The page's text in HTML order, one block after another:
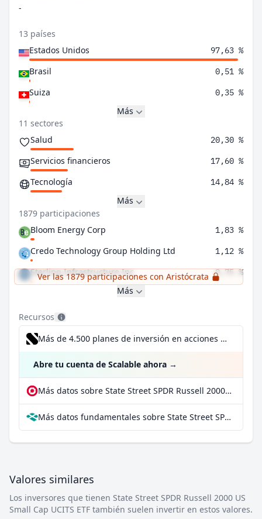
-
13 países
Estados Unidos
97,63 %
Brasil 0,51 %
Suiza 0,35 %
Más
11 sectores
Salud
20,30 %
Servicios financieros 17,60 %
Tecnología 14,84 %
Más
1879 participaciones
Bloom Energy Corp
1,83 %
Credo Technology Group Holding Ltd 1,12 %
Sterling Infrastructure Inc 0,75 %
Ver las 1879 participaciones con Aristócrata
Más
Recursos
Más de 4.500 planes de inversión en acciones desde 1 €
Abre tu cuenta de Scalable ahora →
Más datos sobre State Street SPDR Russell 2000 US Small Cap UCITS ETF en extraETF
Más datos fundamentales sobre State Street SPDR Russell 2000 US Small Cap UCITS ETF en Parqet
Valores similares
Los inversores que tienen State Street SPDR Russell 2000 US
Small Cap UCITS ETF también suelen invertir en estos valores.